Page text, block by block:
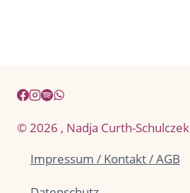
© 2026 , Nadja Curth-Schulczek
Impressum / Kontakt / AGB